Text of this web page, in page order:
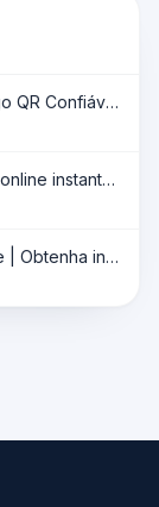
Procurando um Gerador de Código QR Confiável?
Como encontrar seu endereço IP online instantaneamente?
Encontre o ID do Facebook Online | Obtenha instantaneamente o ID do perfil, página e grupo